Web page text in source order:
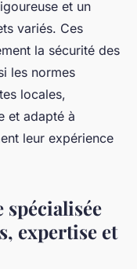
et un
variés. Ces
la sécurité des
les normes
locales,
et adapté à
leur expérience
expertise et